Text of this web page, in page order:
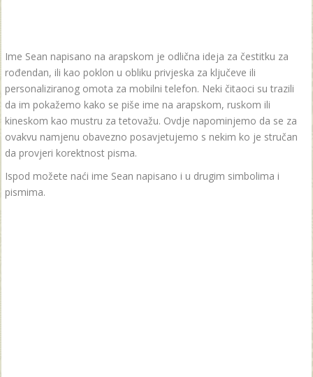
Ime Sean napisano na arapskom je odlična ideja za čestitku za
rođendan, ili kao poklon u obliku privjeska za ključeve ili
personaliziranog omota za mobilni telefon. Neki čitaoci su trazili
da im pokažemo kako se piše ime na arapskom, ruskom ili
kineskom kao mustru za tetovažu. Ovdje napominjemo da se za
ovakvu namjenu obavezno posavjetujemo s nekim ko je stručan
da provjeri korektnost pisma.
Ispod možete naći ime Sean napisano i u drugim simbolima i
pismima.